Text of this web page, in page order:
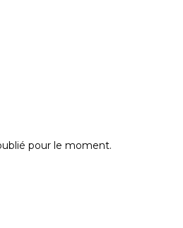
pour le moment.